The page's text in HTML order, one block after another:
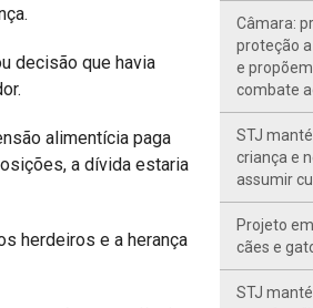
decisão que havia
alimentícia paga
a dívida estaria
herdeiros e a herança
Câmara:
proteção
e
combate
STJ
criança e
assumir
Projeto
cães e
STJ